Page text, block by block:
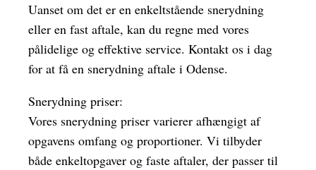
Uanset om det er en enkeltstående snerydning
eller en fast aftale, kan du regne med vores
pålidelige og effektive service. Kontakt os i dag
for at få en snerydning aftale i Odense.
Snerydning priser:
Vores snerydning priser varierer afhængigt af
opgavens omfang og proportioner. Vi tilbyder
både enkeltopgaver og faste aftaler, der passer til